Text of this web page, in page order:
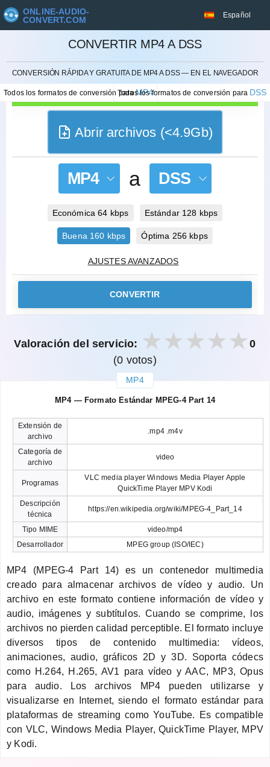
ONLINE-AUDIO-
CONVERT.COM
Español
CONVERTIR MP4 A DSS
CONVERSIÓN RÁPIDA Y GRATUITA DE MP4 A DSS — EN EL NAVEGADOR
Todos los formatos de conversión paraMP4
Todos los formatos de conversión para DSS
CANCELAR
Abrir archivos (<4.9Gb)
MP4 a DSS
Económica 64 kbps Estándar 128 kbps
Buena 160 kbps Óptima 256 kbps
AJUSTES AVANZADOS
CONVERTIR
Valoración del servicio:
0
(0 votos)
MP4
MP4 — Formato Estándar MPEG-4 Part 14
Extensión de
archivo
.mp4 .m4v
Categoría de
archivo
video
Programas
VLC media player Windows Media Player Apple
QuickTime Player MPV Kodi
Descripción
técnica
https://en.wikipedia.org/wiki/MPEG-4_Part_14
Tipo MIME
video/mp4
Desarrollador
MPEG group (ISO/IEC)
MP4 (MPEG-4 Part 14) es un contenedor multimedia
creado para almacenar archivos de vídeo y audio. Un
archivo en este formato contiene información de vídeo y
audio, imágenes y subtítulos. Cuando se comprime, los
archivos no pierden calidad perceptible. El formato incluye
diversos tipos de contenido multimedia: vídeos,
animaciones, audio, gráficos 2D y 3D. Soporta códecs
como H.264, H.265, AV1 para vídeo y AAC, MP3, Opus
para audio. Los archivos MP4 pueden utilizarse y
visualizarse en Internet, siendo el formato estándar para
plataformas de streaming como YouTube. Es compatible
con VLC, Windows Media Player, QuickTime Player, MPV
y Kodi.